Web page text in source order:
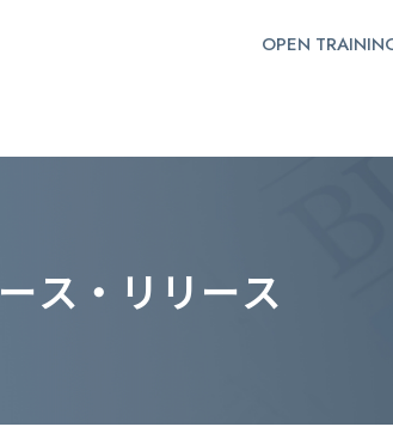
OPEN
ース ・ リ リ ース